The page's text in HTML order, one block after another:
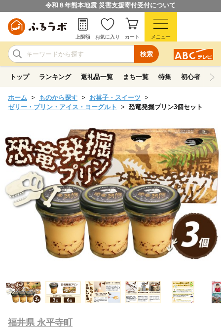
令和８年熊本地震 災害支援寄付受付について
検索
上限額 お気に入り カート メニュー
トップ ランキング 返礼品一覧 まち一覧 特集 初心者ガイド
ホーム ものから探す
お菓子・スイーツ
ゼリー・プリン・アイス・ヨーグルト
恐竜発掘プリン3個セット
福井県 永平寺町